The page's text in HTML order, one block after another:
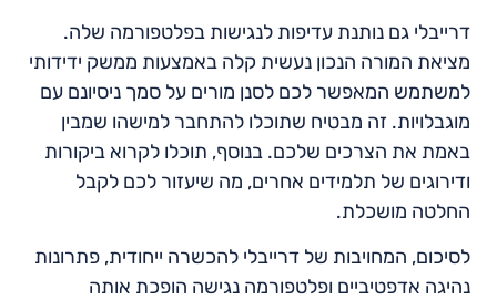
דרייבלי גם נותנת עדיפות לנגישות בפלטפורמה שלה.
מציאת המורה הנכון נעשית קלה באמצעות ממשק ידידותי
למשתמש המאפשר לכם לסנן מורים על סמך ניסיונם עם
מוגבלויות. זה מבטיח שתוכלו להתחבר למישהו שמבין
באמת את הצרכים שלכם. בנוסף, תוכלו לקרוא ביקורות
ודירוגים של תלמידים אחרים, מה שיעזור לכם לקבל
החלטה מושכלת.
לסיכום, המחויבות של דרייבלי להכשרה ייחודית, פתרונות
נהיגה אדפטיביים ופלטפורמה נגישה הופכת אותה